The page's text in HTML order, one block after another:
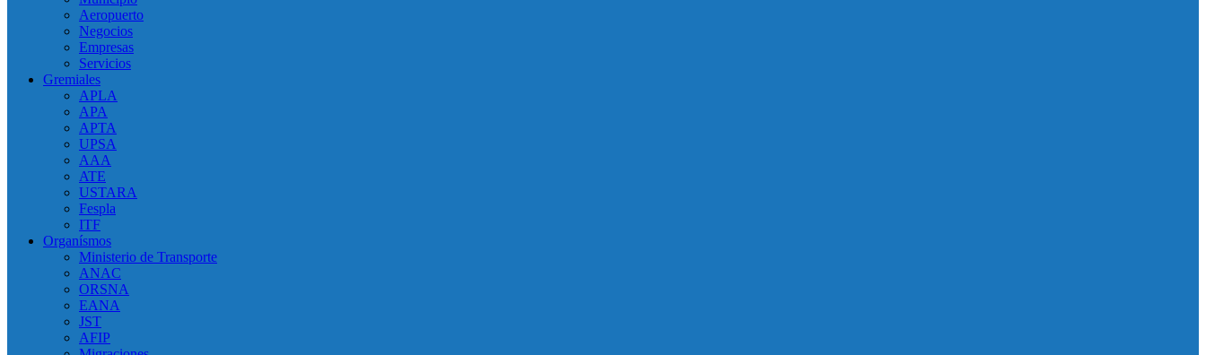
Aeropuerto
Negocios
Empresas
Servicios
Gremiales
APLA
APA
APTA
UPSA
AAA
ATE
USTARA
Fespla
ITF
Organísmos
Ministerio de Transporte
ANAC
ORSNA
EANA
JST
AFIP